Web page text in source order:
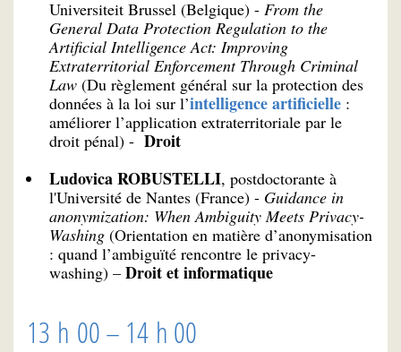
Universiteit Brussel (Belgique) - From the
General Data Protection Regulation to the
Artificial Intelligence Act: Improving
Extraterritorial Enforcement Through Criminal
Law (Du règlement général sur la protection des
données à la loi sur l’intelligence artificielle :
améliorer l’application extraterritoriale par le
droit pénal) - Droit
Ludovica ROBUSTELLI, postdoctorante à
l'Université de Nantes (France) - Guidance in
anonymization: When Ambiguity Meets Privacy-
Washing (Orientation en matière d’anonymisation
: quand l’ambiguïté rencontre le privacy-
washing) – Droit et informatique
13 h 00 – 14 h 00